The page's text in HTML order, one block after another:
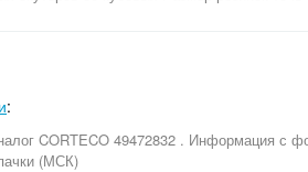
:
CORTECO 49472832 . Информация с
(МСК)